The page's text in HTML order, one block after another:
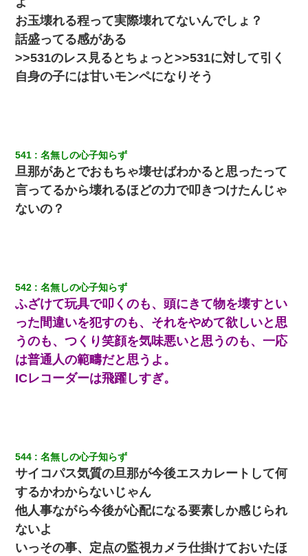
お玉壊れる程って実際壊れてないんでしょ？
話盛ってる感がある
>>531のレス見るとちょっと>>531に対して引く
自身の子には甘いモンペになりそう
541 名無しの心子知らず
旦那があとでおもちゃ壊せばわかると思ったって
言ってるから壊れるほどの力で叩きつけたんじゃ
ないの？
542 名無しの心子知らず
ふざけて玩具で叩くのも、頭にきて物を壊すとい
った間違いを犯すのも、それをやめて欲しいと思
うのも、つくり笑顔を気味悪いと思うのも、一応
は普通人の範疇だと思うよ。
ICレコーダーは飛躍しすぎ。
544 名無しの心子知らず
サイコパス気質の旦那が今後エスカレートして何
するかわからないじゃん
他人事ながら今後が心配になる要素しか感じられ
ないよ
いっその事、定点の監視カメラ仕掛けておいたほ